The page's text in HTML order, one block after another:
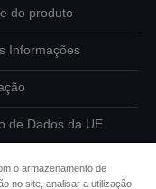
do produto
Informações
de Dados da UE
o armazenamento de
no site, analisar a utilização